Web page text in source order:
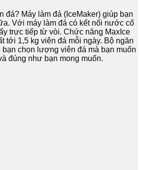
đá? Máy làm đá (IceMaker) giúp bạn
Với máy làm đá có kết nối nước cố
trực tiếp từ vòi. Chức năng MaxIce
tới 1,5 kg viên đá mỗi ngày. Bộ ngăn
chọn lượng viên đá mà bạn muốn
đúng như bạn mong muốn.